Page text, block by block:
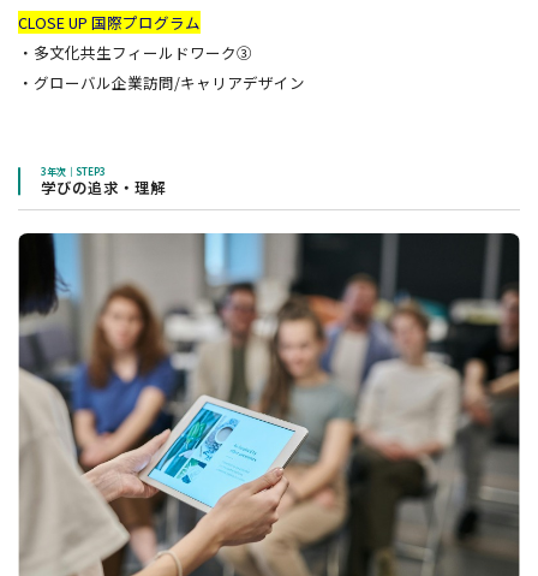
CLOSE UP 国際プログラム
・多文化共生フィールドワーク③
・グローバル企業訪問/キャリアデザイン
3年次｜STEP3
学びの追求・理解